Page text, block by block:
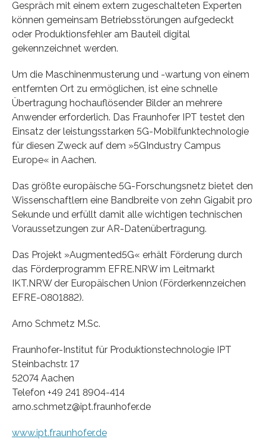
Gespräch mit einem extern zugeschalteten Experten
können gemeinsam Betriebsstörungen aufgedeckt
oder Produktionsfehler am Bauteil digital
gekennzeichnet werden.
Um die Maschinenmusterung und -wartung von einem
entfernten Ort zu ermöglichen, ist eine schnelle
Übertragung hochauflösender Bilder an mehrere
Anwender erforderlich. Das Fraunhofer IPT testet den
Einsatz der leistungsstarken 5G-Mobilfunktechnologie
für diesen Zweck auf dem »5GIndustry Campus
Europe« in Aachen.
Das größte europäische 5G-Forschungsnetz bietet den
Wissenschaftlern eine Bandbreite von zehn Gigabit pro
Sekunde und erfüllt damit alle wichtigen technischen
Voraussetzungen zur AR-Datenübertragung.
Das Projekt »Augmented5G« erhält Förderung durch
das Förderprogramm EFRE.NRW im Leitmarkt
IKT.NRW der Europäischen Union (Förderkennzeichen
EFRE-0801882).
Arno Schmetz M.Sc.
Fraunhofer-Institut für Produktionstechnologie IPT
Steinbachstr. 17
52074 Aachen
Telefon +49 241 8904-414
arno.schmetz@ipt.fraunhofer.de
www.ipt.fraunhofer.de